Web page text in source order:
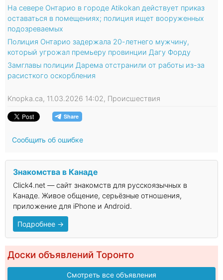
На севере Онтарио в городе Atikokan действует приказ
оставаться в помещениях; полиция ищет вооруженных
подозреваемых
Полиция Онтарио задержала 20-летнего мужчину,
который угрожал премьеру провинции Дагу Форду
Замглавы полиции Дарема отстранили от работы из-за
расисткого оскорбления
Knopka.ca, 11.03.2026 14:02, Происшествия
Сообщить об ошибке
Знакомства в Канаде
Click4.net — сайт знакомств для русскоязычных в
Канаде. Живое общение, серьёзные отношения,
приложение для iPhone и Android.
Подробнее →
Доски объявлений Торонто
Смотреть все объявления